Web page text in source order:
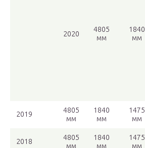
2020
4805
мм
1840
мм
2019
4805
мм
1840
мм
1475
мм
2018
4805
мм
1840
мм
1475
мм